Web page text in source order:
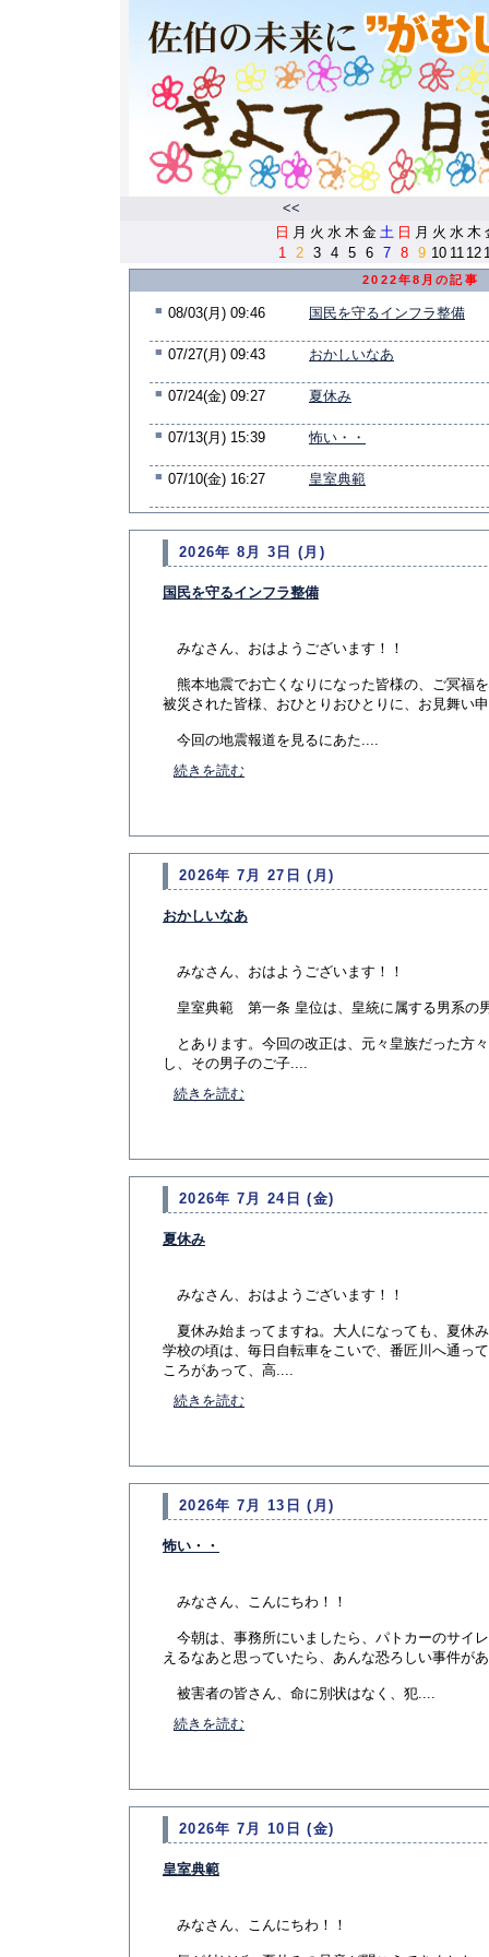
<<
日 月 火 水 木 金 土 日 月 火 水 木
1
2 3 4 5 6 7 8 9 10 11 12
2022年8月の記事
■ 08/03(月) 09:46 国民を守るインフラ整備
■ 07/27(月) 09:43 おかしいなあ
■ 07/24(金) 09:27 夏休み
■ 07/13(月) 15:39 怖い・・
■ 07/10(金) 16:27 皇室典範
2026年 8月 3日 (月)
国民を守るインフラ整備
みなさん、おはようございます！！
熊本地震でお亡くなりになった皆様の、ご冥福
被災された皆様、おひとりおひとりに、お見舞い
今回の地震報道を見るにあた....
続きを読む
2026年 7月 27日 (月)
おかしいなあ
みなさん、おはようございます！！
皇室典範 第一条 皇位は、皇統に属する男系の
とあります。今回の改正は、元々皇族だった方
し、その男子のご子....
続きを読む
2026年 7月 24日 (金)
夏休み
みなさん、おはようございます！！
夏休み始まってますね。大人になっても、夏休
学校の頃は、毎日自転車をこいで、番匠川へ通っ
ころがあって、高....
続きを読む
2026年 7月 13日 (月)
怖い・・
みなさん、こんにちわ！！
今朝は、事務所にいましたら、パトカーのサイ
えるなあと思っていたら、あんな恐ろしい事件が
被害者の皆さん、命に別状はなく、犯....
続きを読む
2026年 7月 10日 (金)
皇室典範
みなさん、こんにちわ！！